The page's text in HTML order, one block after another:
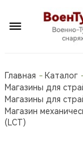
Главная Каталог
Магазины для
Магазины для
Магазин
(LCT)